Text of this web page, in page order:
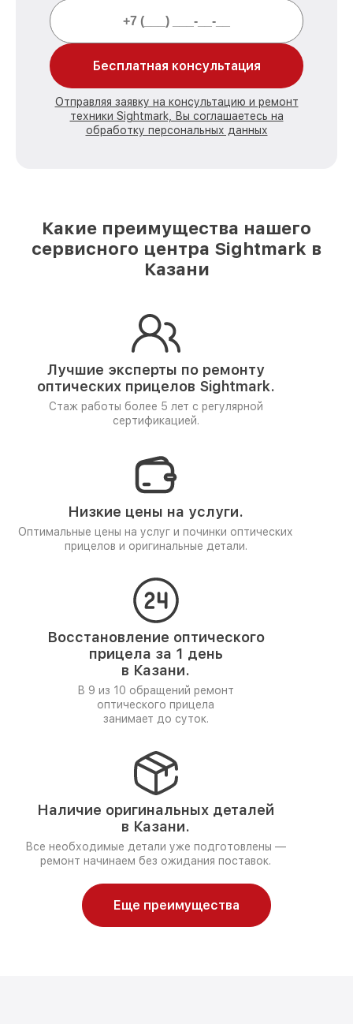
Бесплатная консультация
Отправляя заявку на консультацию и ремонт
техники Sightmark, Вы соглашаетесь на
обработку персональных данных
Какие преимущества нашего
сервисного центра Sightmark в
Казани
Лучшие эксперты по ремонту
оптических прицелов Sightmark.
Стаж работы более 5 лет с регулярной
сертификацией.
Низкие цены на услуги.
Оптимальные цены на услуг и починки оптических
прицелов и оригинальные детали.
Восстановление оптического
прицела за 1 день
в Казани.
В 9 из 10 обращений ремонт
оптического прицела
занимает до суток.
Наличие оригинальных деталей
в Казани.
Все необходимые детали уже подготовлены —
ремонт начинаем без ожидания поставок.
Еще преимущества